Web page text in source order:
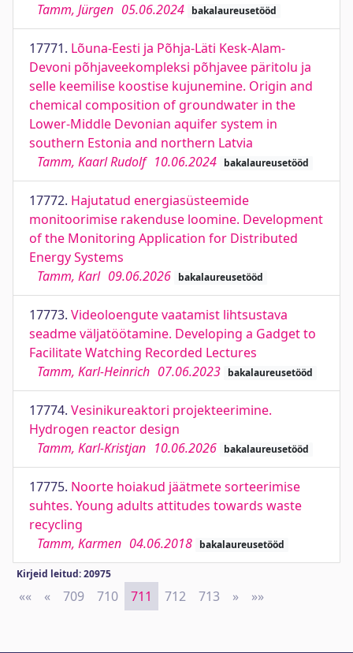
Tamm, Jürgen 05.06.2024 bakalaureusetööd
17771. Lõuna-Eesti ja Põhja-Läti Kesk-Alam-
Devoni põhjaveekompleksi põhjavee päritolu ja
selle keemilise koostise kujunemine. Origin and
chemical composition of groundwater in the
Lower-Middle Devonian aquifer system in
southern Estonia and northern Latvia
Tamm, Kaarl Rudolf 10.06.2024 bakalaureusetööd
17772. Hajutatud energiasüsteemide
monitoorimise rakenduse loomine. Development
of the Monitoring Application for Distributed
Energy Systems
Tamm, Karl 09.06.2026 bakalaureusetööd
17773. Videoloengute vaatamist lihtsustava
seadme väljatöötamine. Developing a Gadget to
Facilitate Watching Recorded Lectures
Tamm, Karl-Heinrich 07.06.2023 bakalaureusetööd
17774. Vesinikureaktori projekteerimine.
Hydrogen reactor design
Tamm, Karl-Kristjan 10.06.2026 bakalaureusetööd
17775. Noorte hoiakud jäätmete sorteerimise
suhtes. Young adults attitudes towards waste
recycling
Tamm, Karmen 04.06.2018 bakalaureusetööd
Kirjeid leitud: 20975
«« First
« Previous
709 710 711 712 713 » Next
»»